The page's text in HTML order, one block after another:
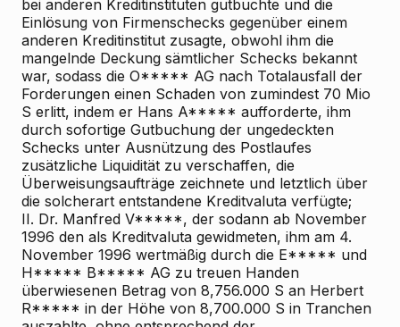
bei anderen Kreditinstituten gutbuchte und die
Einlösung von Firmenschecks gegenüber einem
anderen Kreditinstitut zusagte, obwohl ihm die
mangelnde Deckung sämtlicher Schecks bekannt
war, sodass die O***** AG nach Totalausfall der
Forderungen einen Schaden von zumindest 70 Mio
S erlitt, indem er Hans A***** aufforderte, ihm
durch sofortige Gutbuchung der ungedeckten
Schecks unter Ausnützung des Postlaufes
zusätzliche Liquidität zu verschaffen, die
Überweisungsaufträge zeichnete und letztlich über
die solcherart entstandene Kreditvaluta verfügte;
II. Dr. Manfred V*****, der sodann ab November
1996 den als Kreditvaluta gewidmeten, ihm am 4.
November 1996 wertmäßig durch die E***** und
H***** B***** AG zu treuen Handen
überwiesenen Betrag von 8,756.000 S an Herbert
R***** in der Höhe von 8,700.000 S in Tranchen